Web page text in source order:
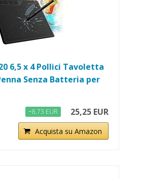
6,5 x 4 Pollici Tavoletta
Senza Batteria per
−8,73 EUR 25,25 EUR
Acquista su Amazon